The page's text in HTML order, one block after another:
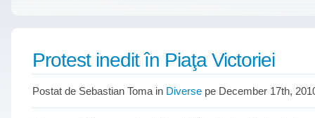
Protest inedit în Piaţa Victoriei
Postat de Sebastian Toma in Diverse pe December 17th,